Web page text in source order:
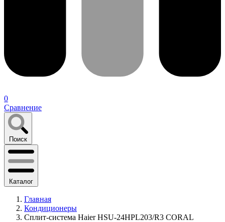
0
Сравнение
Поиск
Каталог
Главная
Кондиционеры
Сплит-система Haier HSU-24HPL203/R3 CORAL